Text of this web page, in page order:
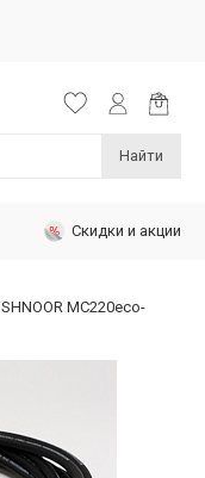
Найти
Скидки и акции
SHNOOR MC220eco-